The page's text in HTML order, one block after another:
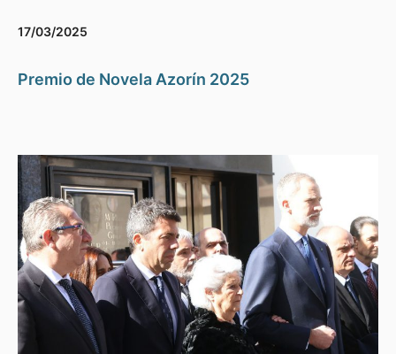
17/03/2025
Premio de Novela Azorín 2025